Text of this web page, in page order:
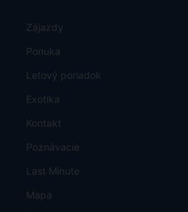
Zájazdy
Ponuka
Letový poriadok
Exotika
Kontakt
Poznávacie
Last Minute
Mapa